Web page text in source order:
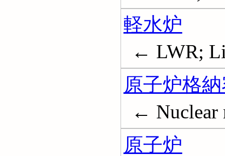
軽水炉
← LWR;
原子炉格
← Nuclear
原子炉